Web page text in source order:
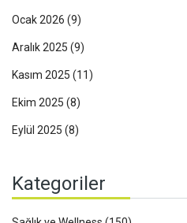
Ocak 2026 (9)
Aralık 2025 (9)
Kasım 2025 (11)
Ekim 2025 (8)
Eylül 2025 (8)
Kategoriler